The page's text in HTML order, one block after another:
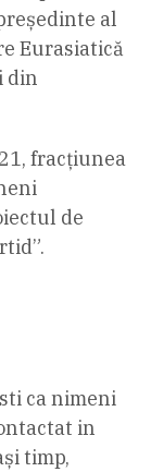
al
Eurasiatică
din
fracțiunea
de
ca nimeni
in
timp,